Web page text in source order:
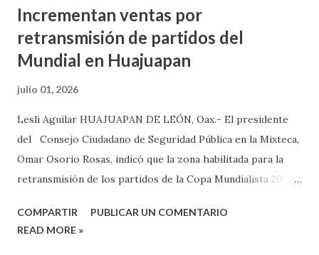
Incrementan ventas por
retransmisión de partidos del
Mundial en Huajuapan
julio 01, 2026
Lesli Aguilar HUAJUAPAN DE LEÓN, Oax.- El presidente
del Consejo Ciudadano de Seguridad Pública en la Mixteca,
Omar Osorio Rosas, indicó que la zona habilitada para la
retransmisión de los partidos de la Copa Mundialista 2026
comercios que se ubican en esta zona. Osorio Rosas
COMPARTIR
PUBLICAR UN COMENTARIO
READ MORE »